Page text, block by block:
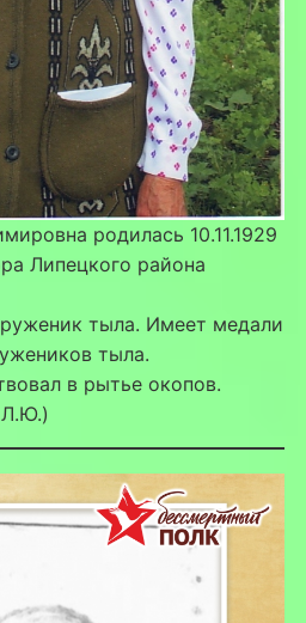
родилась 10.11.1929
Липецкого района
тыла. Имеет медали
тыла.
в рытье окопов.